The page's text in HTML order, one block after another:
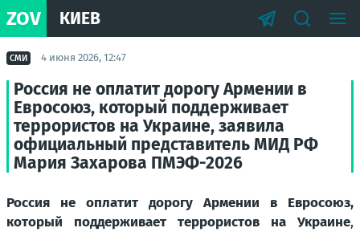
ZOV КИЕВ
СМИ 4 июня 2026, 12:47
Россия не оплатит дорогу Армении в
Евросоюз, который поддерживает
террористов на Украине, заявила
официальный представитель МИД РФ
Мария Захарова ПМЭФ-2026
Россия не оплатит дорогу Армении в Евросоюз,
который поддерживает террористов на Украине,